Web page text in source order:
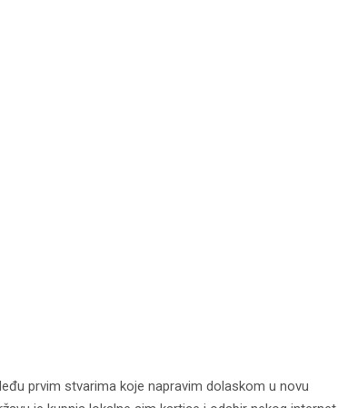
prvim stvarima koje napravim dolaskom u novu